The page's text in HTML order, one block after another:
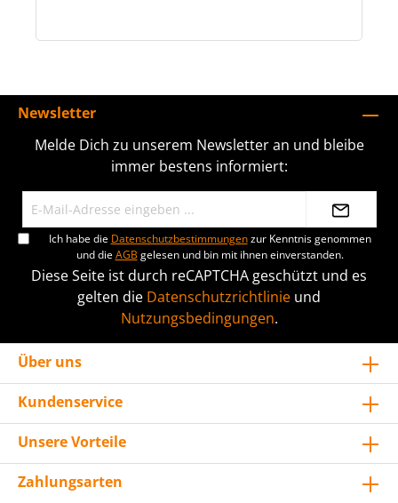
Newsletter
Melde Dich zu unserem Newsletter an und bleibe
immer bestens informiert:
Ich habe die Datenschutzbestimmungenzur Kenntnis genommen
und dieAGB gelesen und bin mit ihnen einverstanden.
Diese Seite ist durch reCAPTCHA geschützt und es
gelten die Datenschutzrichtlinie und
Nutzungsbedingungen.
Über uns
Kundenservice
Unsere Vorteile
Zahlungsarten